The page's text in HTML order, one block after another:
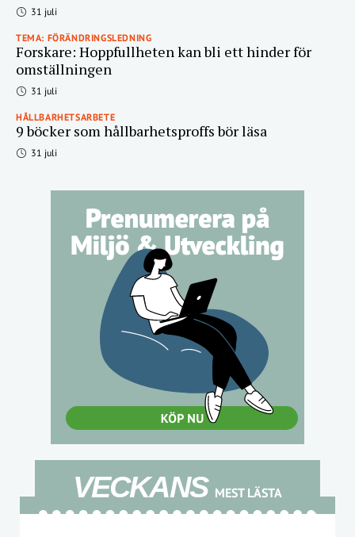
31 juli
TEMA: FÖRÄNDRINGSLEDNING
Forskare: Hoppfullheten kan bli ett hinder för
omställningen
31 juli
HÅLLBARHETSARBETE
9 böcker som hållbarhetsproffs bör läsa
31 juli
VECKANS MEST LÄSTA